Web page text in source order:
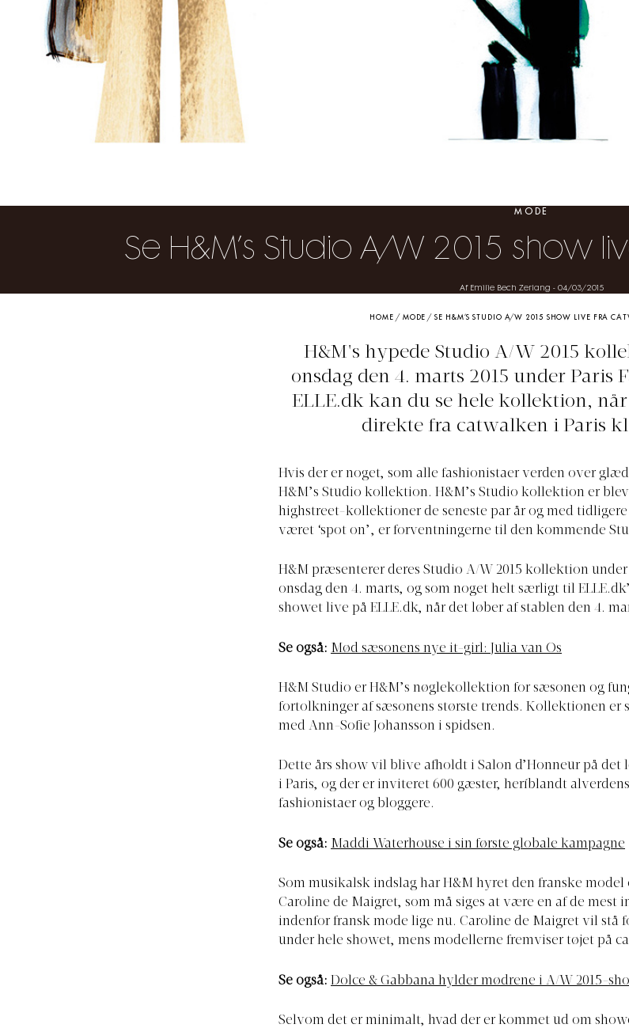
MODE
Se H&M’s Studio A/W 2015 show
Af Emilie Bech Zerlang - 04/03/2015
HOME / MODE /SE H&M’S STUDIO A/W 2015 SHOW LIVE FRA
H&M's hypede Studio A/W 2015
onsdag den 4. marts 2015 under Paris
ELLE.dk kan du se hele kollektion,
direkte fra catwalken i Paris
Hvis der er noget, som alle fashionistaer verden over
H&M’s Studio kollektion. H&M’s Studio kollektion er
highstreet-kollektioner de seneste par år og med
været ‘spot on’, er forventningerne til den kommende
H&M præsenterer deres Studio A/W 2015 kollektion under
onsdag den 4. marts, og som noget helt særligt til
showet live på ELLE.dk, når det løber af stablen den 4.
Se også: Mød sæsonens nye it-girl: Julia van Os
H&M Studio er H&M’s nøglekollektion for sæsonen og
fortolkninger af sæsonens største trends. Kollektionen er
med Ann-Sofie Johansson i spidsen.
Dette års show vil blive afholdt i Salon d’Honneur på det
i Paris, og der er inviteret 600 gæster, heríblandt
fashionistaer og bloggere.
Se også: Maddi Waterhouse i sin første globale kampagne
Som musikalsk indslag har H&M hyret den franske model
Caroline de Maigret, som må siges at være en af de mest
indenfor fransk mode lige nu. Caroline de Maigret vil stå
under hele showet, mens modellerne fremviser tøjet på
Se også: Dolce & Gabbana hylder mødrene i A/W 2015-
Selvom det er minimalt, hvad der er kommet ud om